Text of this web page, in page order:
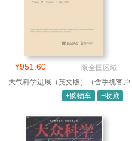
¥951.60
限全国区域
大气科学进展（英文版）（含手机客户
端）
+购物车 +收藏